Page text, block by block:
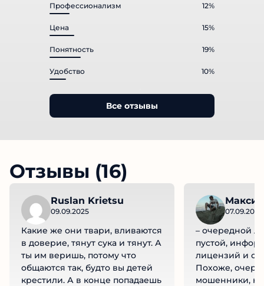
Профессионализм 12%
Цена 15%
Понятность 19%
Удобство 10%
Все отзывы
Отзывы (16)
Ruslan Krietsu
09.09.2025
Какие же они твари, вливаются
в доверие, тянут сука и тянут. А
ты им веришь, потому что
общаются так, будто вы детей
крестили. А в конце попадаешь
07.09.2025
– очередной
пустой,
лицензий и
Похоже,
мошенники,